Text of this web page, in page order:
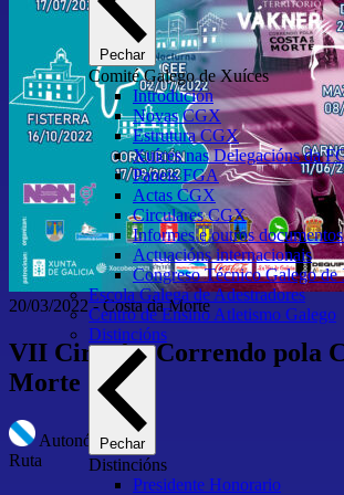
Pechar
Comité Galego de Xuíces
Introdución
Novas CGX
Estrutura CGX
Xuíces nas Delegacións da
Paneis FGA
Actas CGX
Circulares CGX
Informes e outros
Actuacións internacionais
Congreso Técnico Galego
Escola Galega de Adestradores
Centro de Ensino Atletismo Galego
Distincións
Pechar
Distincións
Presidente Honorario
20/03/2022-Costa da Morte
VII Circuíto Correndo pola
Morte 2022
Autonómico
Ruta